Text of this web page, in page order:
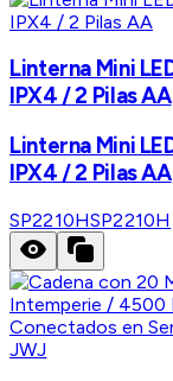
Linterna Mini
IPX4 / 2 Pilas AA
Linterna Mini
IPX4 / 2 Pilas AA
SP2210HSP2210H
JWJ